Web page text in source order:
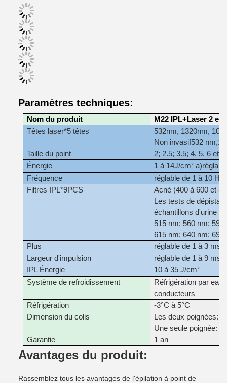
Paramètres techniques:
Nom du produit
M22 IPL+Laser 2 en
Têtes laser*5 têtes
532nm, 1320nm,
Non invasif532 nm,
Taille du point
2; 2.5; 3.5; 4, 5, 6 et
Énergie
1 à 14J/cm² a)
Fréquence
réglable de 1 à 10 Hz
Filtres IPL*9PCS
Acné (400 à 600 et
Les tests de
échantillons d'urine et
515 nm; 560 nm; 590
615 nm; 640 nm; 695
Plus
réglable de 1 à 3 ms
Largeur d'impulsion
réglable de 1 à 9 ms
IPL Énergie
10 à 35 J/cm²
Système de refroidissement
Réfrigération par
conducteurs
Réfrigération
-3°C à 5°C
Dimension du colis
Les deux poignées:
Une seule poignée:
Garantie
1 an
Avantages du produit:
Rassemblez tous les avantages de l'épilation à point de